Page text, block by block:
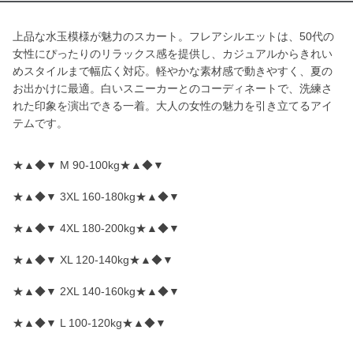
上品な水玉模様が魅力のスカート。フレアシルエットは、50代の
女性にぴったりのリラックス感を提供し、カジュアルからきれい
めスタイルまで幅広く対応。軽やかな素材感で動きやすく、夏の
お出かけに最適。白いスニーカーとのコーディネートで、洗練さ
れた印象を演出できる一着。大人の女性の魅力を引き立てるアイ
テムです。
★▲◆▼ M 90-100kg★▲◆▼
★▲◆▼ 3XL 160-180kg★▲◆▼
★▲◆▼ 4XL 180-200kg★▲◆▼
★▲◆▼ XL 120-140kg★▲◆▼
★▲◆▼ 2XL 140-160kg★▲◆▼
★▲◆▼ L 100-120kg★▲◆▼